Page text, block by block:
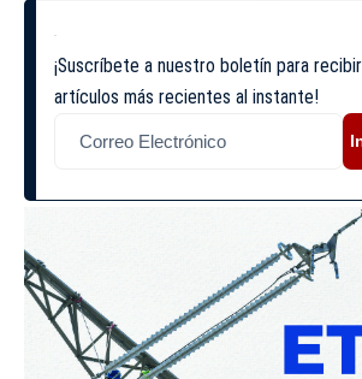
¡Suscríbete a nuestro boletín para
artículos más recientes al instante!